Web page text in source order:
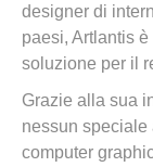
designer di
paesi, Artlantis
soluzione per il
Grazie alla sua
nessun speciale
computer